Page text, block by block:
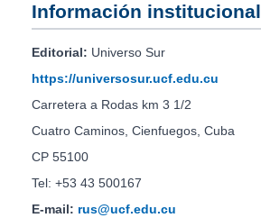
Información institucional
Editorial: Universo Sur
https://universosur.ucf.edu.cu
Carretera a Rodas km 3 1/2
Cuatro Caminos, Cienfuegos, Cuba
CP 55100
Tel: +53 43 500167
E-mail: rus@ucf.edu.cu